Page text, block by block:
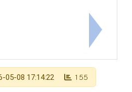
育會考中山國中休息區圖示(家齊高
下一筆：
05-08 17:14:22 155